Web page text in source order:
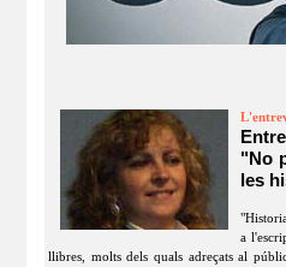
"No
les
a
llibres, molts dels quals adreçats al